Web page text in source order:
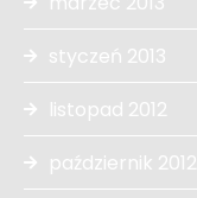
styczeń 2013
listopad 2012
październik 2012